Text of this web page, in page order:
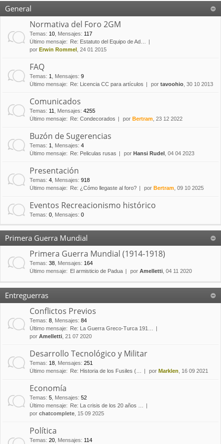
General
Normativa del Foro 2GM
Temas: 10 Mensajes: 117
Último mensaje:
Re: Estatuto del Equipo de Ad…
por Erwin Rommel , 24 01 2015
FAQ
Temas: 1 Mensajes: 9
Último mensaje:
Re: Licencia CC para artículos por tavoohio , 30 10 2013
Comunicados
Temas: 11 Mensajes: 4255
Último mensaje:
Re: Condecorados por Bertram , 23 12 2022
Buzón de Sugerencias
Temas: 1 Mensajes: 4
Último mensaje:
Re: Peliculas rusas por Hansi Rudel , 04 04 2023
Presentación
Temas: 4 Mensajes: 918
Último mensaje:
Re: ¿Cómo llegaste al foro? por Bertram , 09 10 2025
Eventos Recreacionismo histórico
Temas: 0 Mensajes: 0
Primera Guerra Mundial
Primera Guerra Mundial (1914-1918)
Temas: 38 Mensajes: 164
Último mensaje:
El armisticio de Padua por Amelletti , 04 11 2020
Entreguerras
Conflictos Previos
Temas: 8 Mensajes: 84
Último mensaje:
Re: La Guerra Greco-Turca 191…
por Amelletti , 21 07 2020
Desarrollo Tecnológico y Militar
Temas: 18 Mensajes: 251
Último mensaje:
Re: Historia de los Fusiles (… por Marklen , 16 09 2021
Economía
Temas: 5 Mensajes: 52
Último mensaje:
Re: La crisis de los 20 años …
por chatcomplete , 15 09 2025
Política
Temas: 20 Mensajes: 114